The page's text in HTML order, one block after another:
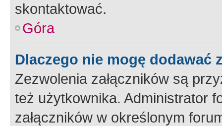
skontaktować.
Góra
Dlaczego nie mogę dodawać
Zezwolenia załączników są
też użytkownika. Administrator
załączników w określonym